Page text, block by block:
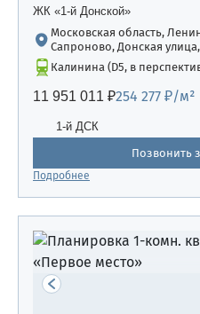
ЖК «1-й Донской»
Московская область,
Сапроново, Донская
Калинина (D5, в
11 951 011 ₽254 277 ₽/м²
1-й ДСК
Позвонить
Подробнее